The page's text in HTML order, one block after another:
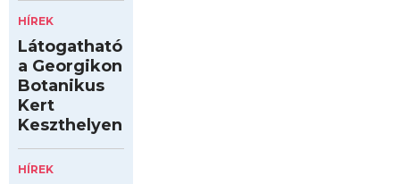
HÍREK
Látogatható
a Georgikon
Botanikus
Kert
Keszthelyen
HÍREK